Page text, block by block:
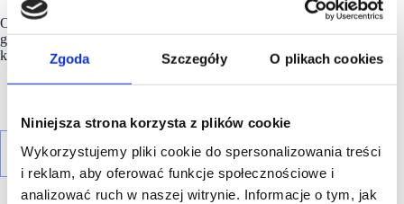
Zgoda Szczegóły O plikach cookies
Niniejsza strona korzysta z plików cookie
Wykorzystujemy pliki cookie do spersonalizowania treści
i reklam, aby oferować funkcje społecznościowe i
analizować ruch w naszej witrynie. Informacje o tym, jak
Obecnie Grupa
pozostaje firmą rodzinną z siedzibą
główną w Billund. Jej produkty są sprzedawane w ponad 120
krajach na całym świecie.